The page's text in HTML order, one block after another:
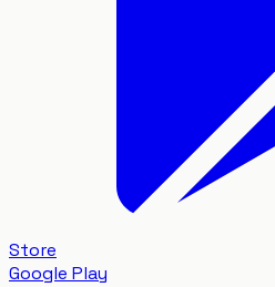
Store
Google Play